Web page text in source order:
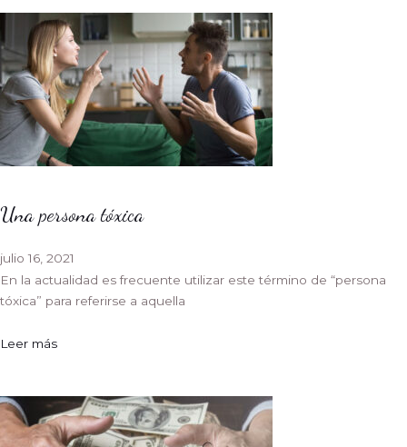
Una persona tóxica
julio 16, 2021
En la actualidad es frecuente utilizar este término de “persona
tóxica” para referirse a aquella
Leer más